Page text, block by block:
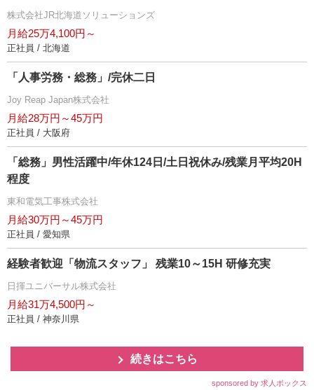
株式会社JR北海道ソリューションズ
月給25万4,100円～
正社員 / 北海道
「人事労務・総務」/完休二日
Joy Reap Japan株式会社
月給28万円～45万円
正社員 / 大阪府
「総務」男性活躍中/年休124日/土日祝休み/残業月平均20H
程度
東和電気工事株式会社
月給30万円～45万円
正社員 / 愛知県
経験者歓迎「物流スタッフ」 残業10～15H 研修充実
日揮ユニバーサル株式会社
月給31万4,500円～
正社員 / 神奈川県
続きはこちら
sponsored by 求人ボックス